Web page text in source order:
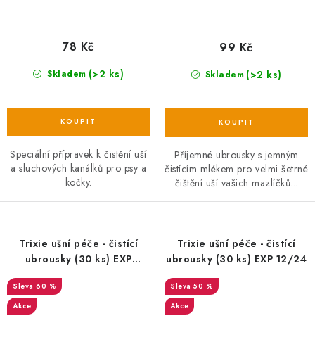
Skladem (>2 ks)
78 Kč
Speciální přípravek k čistění uší
a sluchových kanálků pro psy a
kočky.
Skladem (>2 ks)
99 Kč
Příjemné ubrousky s jemným
čistícím mlékem pro velmi šetrné
čištění uší vašich mazlíčků...
Trixie ušní péče - čistící
ubrousky (30 ks) EXP
07/2024
60 %
Akce
Trixie ušní péče - čistící
ubrousky (30 ks) EXP 12/24
50 %
Akce